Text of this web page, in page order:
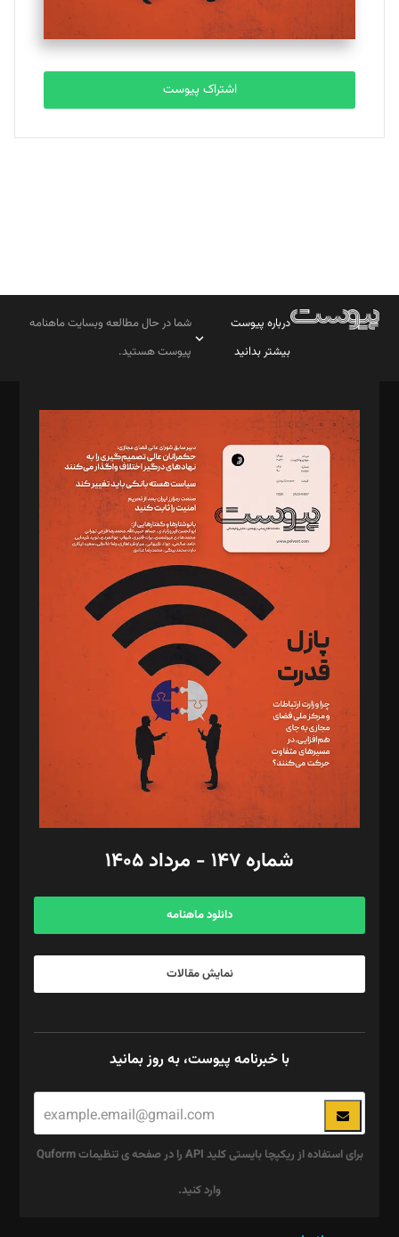
مصطفی مسجدی آرانی
تحریریه
بابک نقاش
تحریریه
اشتراک پیوست
درباره پیوست
بیشتر بدانید
شما در حال مطالعه وبسایت ماهنامه
پیوست هستید.
مدیر مسئول: محمدباقر اثنی‌عشری
سردبیر: مهرک محمودی
دبیر تحریریه: میثم قاسمی
د‌بیر ناداستان: سمانه سمیع
د‌بیر خدمت و تجارت: ابوالفضل رجبی
د‌بیر حقوق فناوری: حسام‌الدین ایپکچی
د‌بیر پیوست جهان: مینا پاکدل
د‌بیر تحریریه آنلاین: بابک نقاش
تحریریه‌: مجتبی محمود‌ی، آرش برهمند، یسنا امان‌پور، سروش کرمیان،
مصطفی مسجدی آرانی، ابوالفضل رجبی، زهرا فکرانه، فائزه فتحی
رستمی،مصطفی باستان
ویرایش: نگار استاد‌‌آقا
طراح یونیفرم: مجید توکلی
فیلمبرداری و عکاسی: امیر شفیعی، مانی لطفی زاده
گرافیک و صفحه‌آرایی: سید‌سبحان‌علی ثابت
مد‌یر توسعه تجاری: کامبیز برید‌
امور مالی: شاپور رهبری، محمد‌ کاظمی‌نیا
آگهی و مشترکین: ۰۹۱۹۹۹۹۰۴۵۴
شماره ۱۴۷ - مرداد ۱۴۰۵
دانلود ماهنامه
نمایش مقالات
با خبرنامه پیوست، به روز بمانید
برای استفاده از ریکپچا بایستی کلید API را در صفحه ی تنظیمات Quform
وارد کنید.